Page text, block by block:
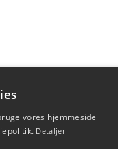
vores hjemmeside
Detaljer